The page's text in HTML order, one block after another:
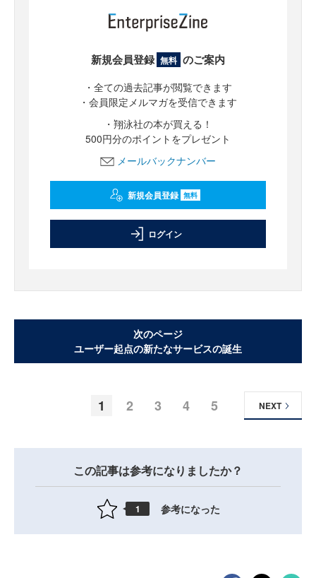
新規会員登録 無料 のご案内
・全ての過去記事が閲覧できます
・会員限定メルマガを受信できます
・翔泳社の本が買える！
500円分のポイントをプレゼント
メールバックナンバー
新規会員登録 無料
ログイン
次のページ
ユーザー起点の新たなサービスの誕生
1 2 3 4 5 NEXT
この記事は参考になりましたか？
1 参考になった